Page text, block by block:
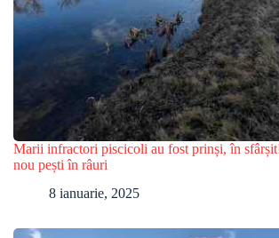
Marii infractori piscicoli au fost prinși, în
nou pești în râuri
8 ianuarie, 2025